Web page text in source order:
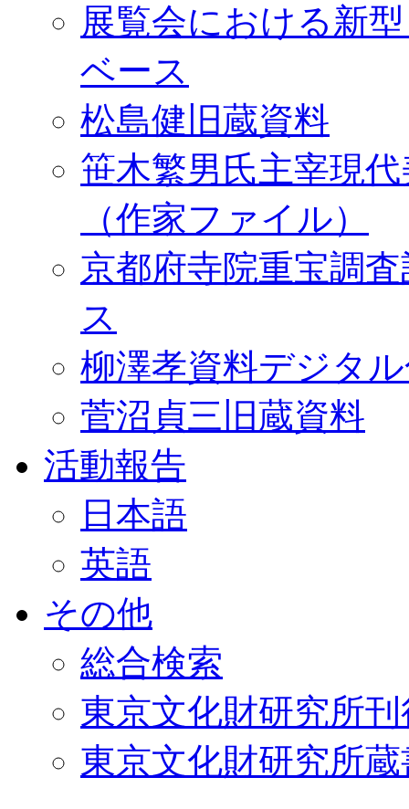
展覧会における新
ベース
松島健旧蔵資料
笹木繁男氏主宰現
（作家ファイル）
京都府寺院重宝調
ス
柳澤孝資料デジタ
菅沼貞三旧蔵資料
活動報告
日本語
英語
その他
総合検索
東京文化財研究所
東京文化財研究所